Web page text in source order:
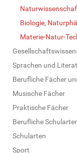
Biologie,
Materie-Natur-
Sprachen und
Berufliche Fächer
Musische Fächer
Praktische Fächer
Berufliche
Schularten
Sport